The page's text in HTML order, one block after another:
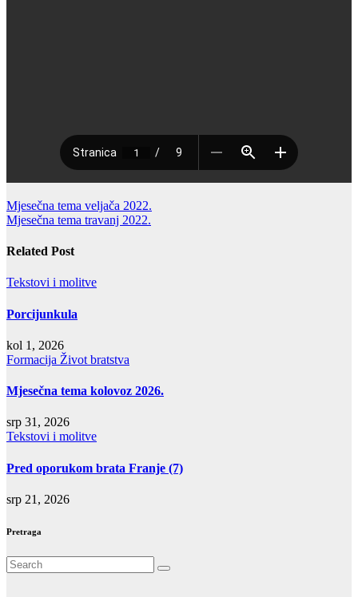
Navigacija
objava
Mjesečna tema veljača 2022.
Mjesečna tema travanj 2022.
Related Post
Tekstovi i molitve
Porcijunkula
kol 1, 2026
Formacija Život bratstva
Mjesečna tema kolovoz 2026.
srp 31, 2026
Tekstovi i molitve
Pred oporukom brata Franje (7)
srp 21, 2026
Pretraga